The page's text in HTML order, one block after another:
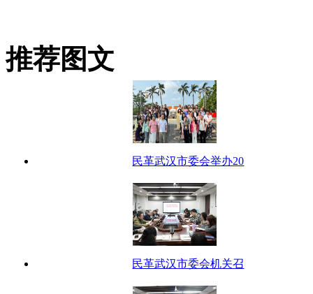
推荐图文
民革武汉市委会举办20
民革武汉市委会机关召